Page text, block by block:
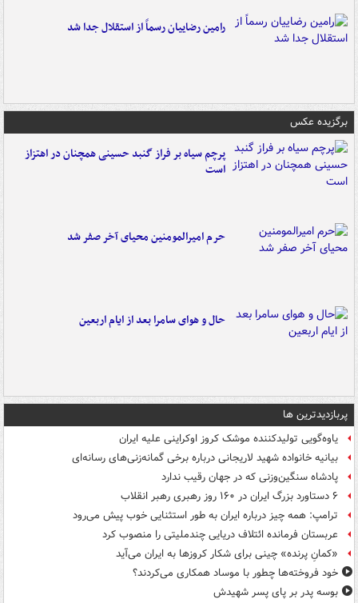
رامین رضاییان رسماً از استقلال جدا شد
برگزیده عکس
پرچم سیاه بر فراز گنبد حسینی همچنان در اهتزاز
است
حرم امیرالمومنین محیای آخر صفر شد
حال و هوای سامرا بعد از ایام اربعین
پربازدیدترین ها
یاوه‌گویی تولیدکننده موشک کروز اوکراینی علیه ایران
بیانیه خانواده شهید لاریجانی درباره برخی گمانه‌زنی‌های رسانه‌ای
پادشاه سنگین‌وزنی که در جهان رقیب ندارد
۶ دستاورد بزرگ ایران در ۱۶۰ روز رهبری رهبر انقلاب
ترامپ: همه چیز درباره ایران به طور استثنایی خوب پیش می‌رود
عربستان فرمانده ائتلاف دریایی چندملیتی را منصوب کرد
«کمانِ پرنده» چینی برای شکار کروزها به ایران می‌آید
خود فروخته‌ها چطور با موساد همکاری می‌کردند؟
بوسه‌ پدر بر پای پسر شهیدش